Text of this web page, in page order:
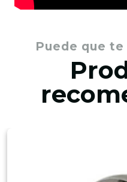
Puede que